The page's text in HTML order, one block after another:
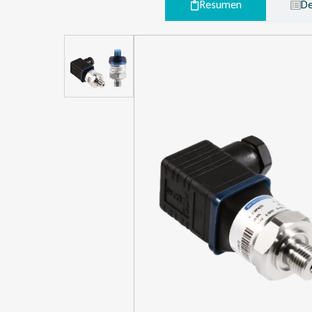
Resumen